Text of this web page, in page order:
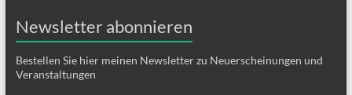
Newsletter abonnieren
Bestellen Sie hier meinen Newsletter zu Neuerscheinungen und
Veranstaltungen